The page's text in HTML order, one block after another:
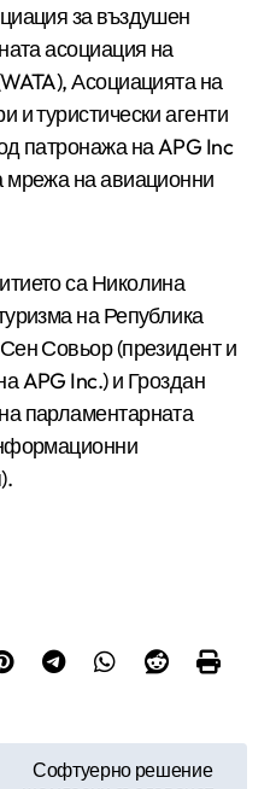
за въздушен
асоциация на
Асоциацията на
и туристически агенти
патронажа на APG Inc
мрежа на авиационни
са Николина
на Република
Совьор (президент и
APG Inc.) и Гроздан
парламентарната
Софтуерно решение